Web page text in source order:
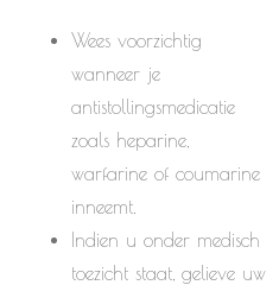
Wees voorzichtig
wanneer je
antistollingsmedicatie
zoals heparine,
warfarine of coumarine
inneemt.
Indien u onder medisch
toezicht staat, gelieve uw